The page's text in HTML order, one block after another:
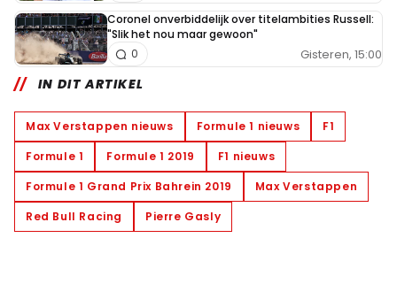
Coronel onverbiddelijk over titelambities Russell:
"Slik het nou maar gewoon"
Gisteren, 15:00
0
IN DIT ARTIKEL
Max Verstappen nieuws Formule 1 nieuws
F1
Formule 1
Formule 1 2019
F1 nieuws
Formule 1 Grand Prix Bahrein 2019
Max Verstappen
Red Bull Racing
Pierre Gasly